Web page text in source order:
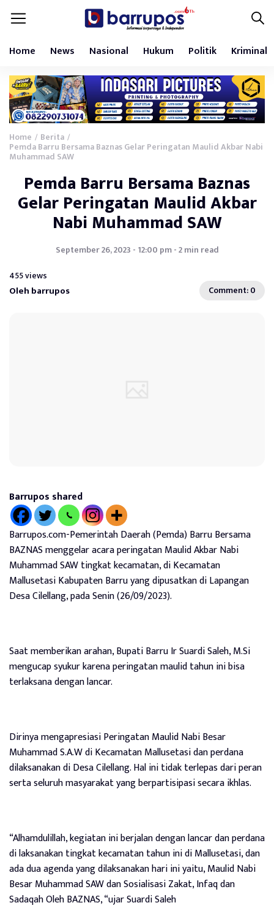
Home News Nasional Hukum Politik Kriminal
Home / Berita /
Pemda Barru Bersama Baznas Gelar Peringatan Maulid Akbar Nabi
Muhammad SAW
Pemda Barru Bersama Baznas
Gelar Peringatan Maulid Akbar
Nabi Muhammad SAW
September 26, 2023 - 12:00 pm - 2 min read
455 views
Oleh barrupos Comment: 0
Barrupos shared
Barrupos.com-Pemerintah Daerah (Pemda) Barru Bersama
BAZNAS menggelar acara peringatan Maulid Akbar Nabi
Muhammad SAW tingkat kecamatan, di Kecamatan
Mallusetasi Kabupaten Barru yang dipusatkan di Lapangan
Desa Cilellang, pada Senin (26/09/2023).
Saat memberikan arahan, Bupati Barru Ir Suardi Saleh, M.Si
mengucap syukur karena peringatan maulid tahun ini bisa
terlaksana dengan lancar.
Dirinya mengapresiasi Peringatan Maulid Nabi Besar
Muhammad S.A.W di Kecamatan Mallusetasi dan perdana
dilaksanakan di Desa Cilellang. Hal ini tidak terlepas dari peran
serta seluruh masyarakat yang berpartisipasi secara ikhlas.
“Alhamdulillah, kegiatan ini berjalan dengan lancar dan perdana
di laksanakan tingkat kecamatan tahun ini di Mallusetasi, dan
ada dua agenda yang dilaksanakan hari ini yaitu, Maulid Nabi
Besar Muhammad SAW dan Sosialisasi Zakat, Infaq dan
Sadaqah Oleh BAZNAS, “ujar Suardi Saleh